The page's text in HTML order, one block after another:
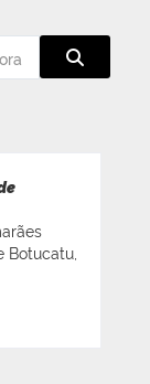
Botucatu,